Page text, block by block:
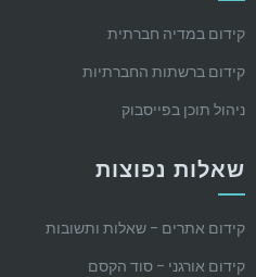
קידום במדיה חברתית
קידום ברשתות החברתיות
ניהול תוכן בפייסבוק
שאלות נפוצות
קידום אתרים – שאלות ותשובות
קידום אורגני – סוד הקסם